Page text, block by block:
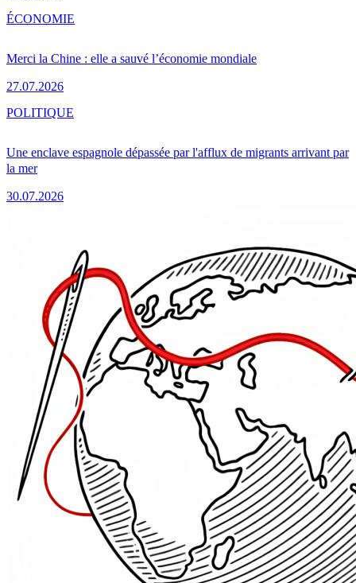
Merci la Chine : elle a sauvé l’économie mondiale
27.07.2026
ÉCONOMIE
Une enclave espagnole dépassée par l'afflux de migrants arrivant par
la mer
30.07.2026
POLITIQUE